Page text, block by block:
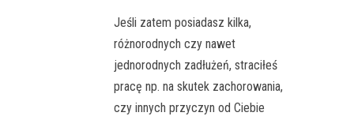
Jeśli zatem posiadasz kilka,
różnorodnych czy nawet
jednorodnych zadłużeń, straciłeś
pracę np. na skutek zachorowania,
czy innych przyczyn od Ciebie